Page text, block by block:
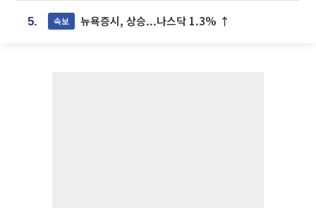
5. 속보 뉴욕증시, 상승...나스닥 1.3% ↑